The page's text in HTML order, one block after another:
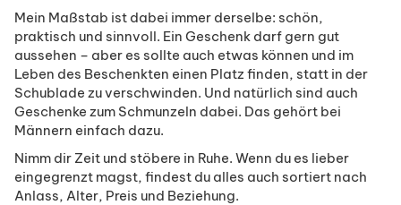
Mein Maßstab ist dabei immer derselbe: schön,
praktisch und sinnvoll. Ein Geschenk darf gern gut
aussehen – aber es sollte auch etwas können und im
Leben des Beschenkten einen Platz finden, statt in der
Schublade zu verschwinden. Und natürlich sind auch
Geschenke zum Schmunzeln dabei. Das gehört bei
Männern einfach dazu.
Nimm dir Zeit und stöbere in Ruhe. Wenn du es lieber
eingegrenzt magst, findest du alles auch sortiert nach
Anlass, Alter, Preis und Beziehung.